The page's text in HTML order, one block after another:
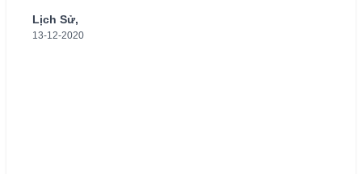
Lịch Sử,
13-12-2020